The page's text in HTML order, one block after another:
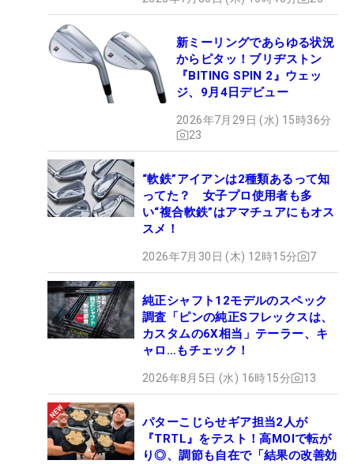
新ミーリングであらゆる状況
からピタッ！ブリヂストン
『BITING SPIN 2』ウェッ
ジ、9月4日デビュー
2026年7月29日 (水) 15時36分
23
“軟鉄”アイアンは2種類あるって知
ってた？ 女子プロ使用者も多
い“複合軟鉄”はアマチュアにもオス
スメ！
2026年7月30日 (木) 12時15分 7
純正シャフト12モデルのスペック
調査「ピンの純正Sフレックスは、
カスタムの6X相当」テーラー、キ
ャロ…もチェック！
2026年8月5日 (水) 16時15分 13
パターこじらせギア担当2人が
『TRTL』をテスト！高MOIで転が
り◎、調節も自在で「結果の改善効